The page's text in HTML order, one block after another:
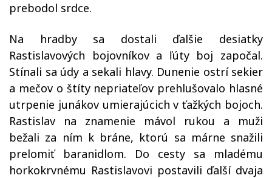
prebodol srdce.
Na hradby sa dostali ďalšie desiatky
Rastislavových bojovníkov a ľúty boj započal.
Stínali sa údy a sekali hlavy. Dunenie ostrí sekier
a mečov o štíty nepriateľov prehlušovalo hlasné
utrpenie junákov umierajúcich v ťažkých bojoch.
Rastislav na znamenie mávol rukou a muži
bežali za ním k bráne, ktorú sa márne snažili
prelomiť baranidlom. Do cesty sa mladému
horkokrvnému Rastislavovi postavili ďalší dvaja